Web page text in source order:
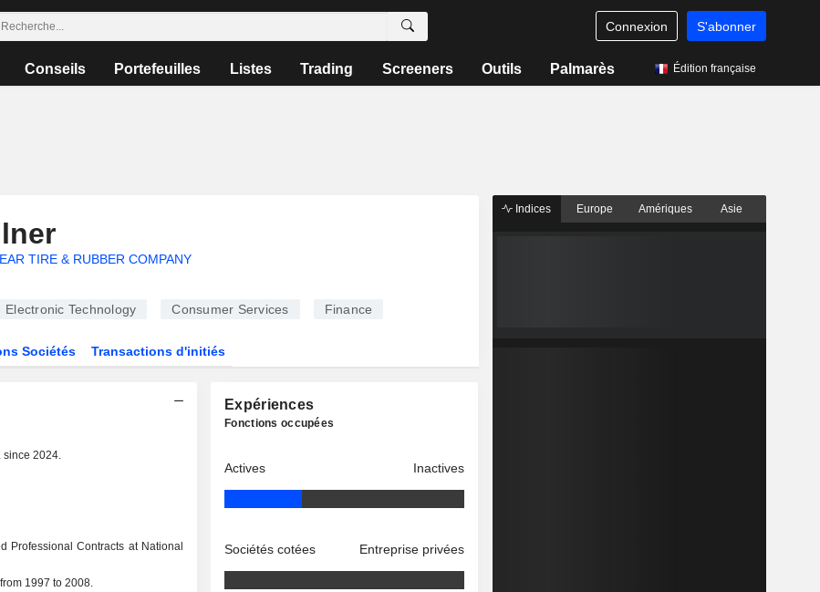
Connexion S'abonner
Conseils Portefeuilles Listes Trading Screeners Outils Palmarès Édition française
TIRE & RUBBER COMPANY
Electronic Technology Consumer Services Finance
Sociétés Transactions d'initiés
since 2024.
Professional Contracts at National
1997 to 2008.
Expériences
Fonctions occupées
Actives Inactives
Sociétés cotées Entreprise privées
Indices Europe Amériques Asie